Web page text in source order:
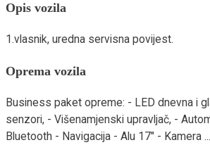
Opis vozila
1.vlasnik, uredna servisna povijest.
Oprema vozila
Business paket opreme: - LED dnevna i
senzori, - Višenamjenski upravljač, -
Bluetooth - Navigacija - Alu 17" - Kamera ...